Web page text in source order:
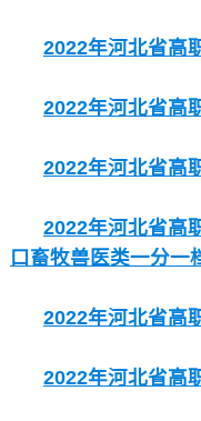
2022年河北省高
2022年河北省高
2022年河北省高
2022年河北省高
口畜牧兽医类一分一
2022年河北省高
2022年河北省高